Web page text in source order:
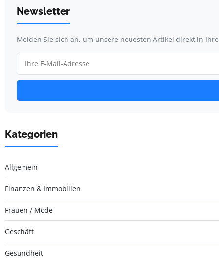
Newsletter
Melden Sie sich an, um unsere neuesten Artikel direkt in
Kategorien
Allgemein
Finanzen & Immobilien
Frauen / Mode
Geschäft
Gesundheit